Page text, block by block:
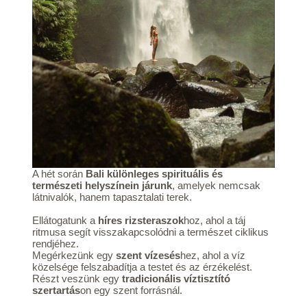
A hét során Bali különleges spirituális és
természeti helyszínein járunk, amelyek nemcsak
látnivalók, hanem tapasztalati terek.
Ellátogatunk a híres rizsteraszokhoz, ahol a táj
ritmusa segít visszakapcsolódni a természet ciklikus
rendjéhez.
Megérkezünk egy szent vízeséshez, ahol a víz
közelsége felszabadítja a testet és az érzékelést.
Részt veszünk egy tradicionális víztisztító
szertartáson egy szent forrásnál.